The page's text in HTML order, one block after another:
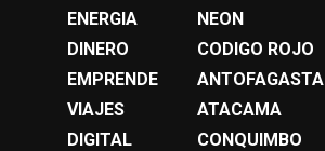
ENERGIA
DINERO
EMPRENDE
VIAJES
DIGITAL
NEON
CODIGO ROJO
ANTOFAGASTA
ATACAMA
CONQUIMBO